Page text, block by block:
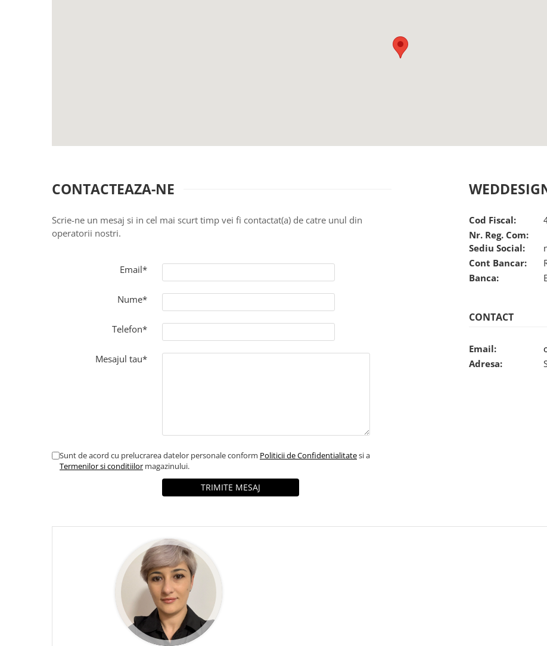
CONTACTEAZA-NE
Scrie-ne un mesaj si in cel mai scurt timp vei fi contactat(a) de catre unul din
operatorii nostri.
Email*
Nume*
Telefon*
Mesajul tau*
Sunt de acord cu prelucrarea datelor personale conform Politicii de Confidentialitatesi a
Termenilor si conditiilor magazinului.
Cod Fiscal:
Nr. Reg. Com:
Sediu Social:
Cont Bancar:
Banca:
CONTACT
Email:
Adresa: